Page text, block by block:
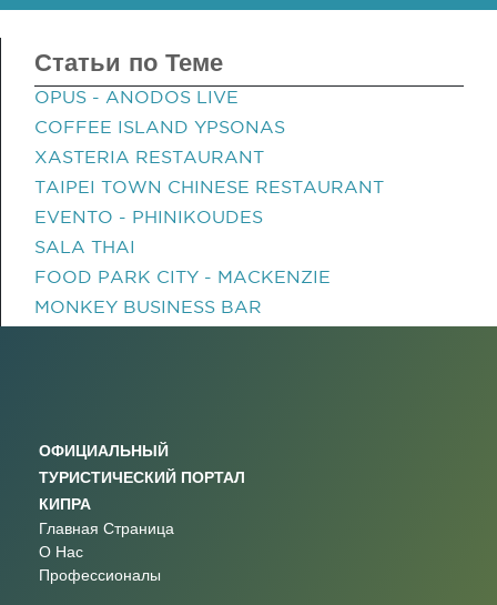
Статьи по Теме
OPUS - ANODOS LIVE
COFFEE ISLAND YPSONAS
XASTERIA RESTAURANT
TAIPEI TOWN CHINESE RESTAURANT
EVENTO - PHINIKOUDES
SALA THAI
FOOD PARK CITY - MACKENZIE
MONKEY BUSINESS BAR
ОФИЦИАЛЬНЫЙ
ТУРИСТИЧЕСКИЙ ПОРТАЛ
КИПРА
Главная Страница
О Нас
Профессионалы